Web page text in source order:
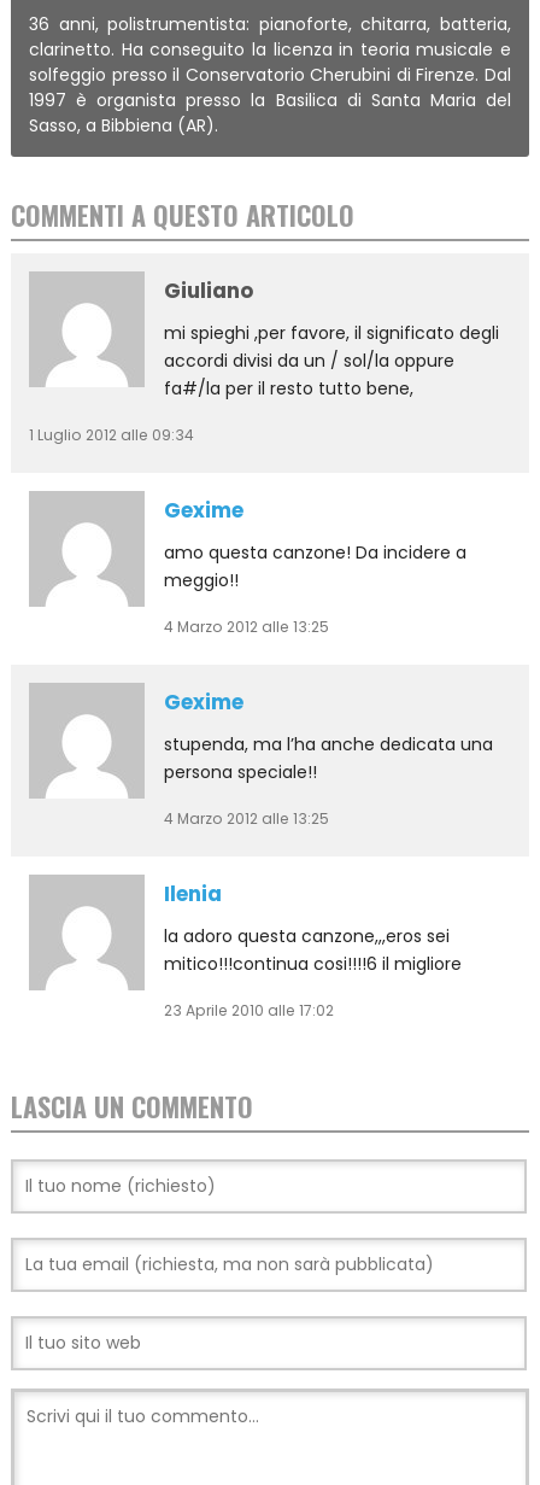
36 anni, polistrumentista: pianoforte, chitarra, batteria,
clarinetto. Ha conseguito la licenza in teoria musicale e
solfeggio presso il Conservatorio Cherubini di Firenze. Dal
1997 è organista presso la Basilica di Santa Maria del
Sasso, a Bibbiena (AR).
COMMENTI A QUESTO ARTICOLO
Giuliano
mi spieghi ,per favore, il significato degli
accordi divisi da un / sol/la oppure
fa#/la per il resto tutto bene,
1 Luglio 2012 alle 09:34
Gexime
amo questa canzone! Da incidere a
meggio!!
4 Marzo 2012 alle 13:25
Gexime
stupenda, ma l’ha anche dedicata una
persona speciale!!
4 Marzo 2012 alle 13:25
Ilenia
la adoro questa canzone,,,eros sei
mitico!!!continua cosi!!!!6 il migliore
23 Aprile 2010 alle 17:02
LASCIA UN COMMENTO